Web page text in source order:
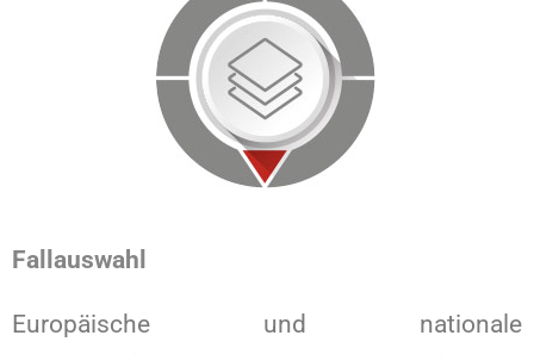
Fallauswahl
Europäische und nationale